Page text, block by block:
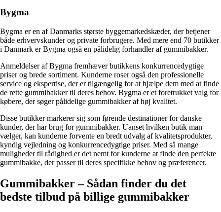
Bygma
Bygma er en af Danmarks største byggemarkedskæder, der betjener
både erhvervskunder og private forbrugere. Med mere end 70 butikker
i Danmark er Bygma også en pålidelig forhandler af gummibakker.
Anmeldelser af Bygma fremhæver butikkens konkurrencedygtige
priser og brede sortiment. Kunderne roser også den professionelle
service og ekspertise, der er tilgængelig for at hjælpe dem med at finde
de rette gummibakker til deres behov. Bygma er et foretrukket valg for
købere, der søger pålidelige gummibakker af høj kvalitet.
Disse butikker markerer sig som førende destinationer for danske
kunder, der har brug for gummibakker. Uanset hvilken butik man
vælger, kan kunderne forvente en bredt udvalg af kvalitetsprodukter,
kyndig vejledning og konkurrencedygtige priser. Med så mange
muligheder til rådighed er det nemt for kunderne at finde den perfekte
gummibakke, der passer til deres specifikke behov og præferencer.
Gummibakker – Sådan finder du det
bedste tilbud på billige gummibakker